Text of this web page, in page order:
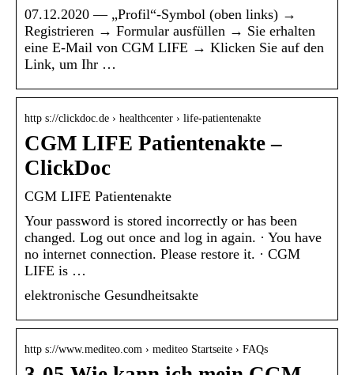
07.12.2020 — „Profil“-Symbol (oben links) →
Registrieren → Formular ausfüllen → Sie erhalten
eine E-Mail von CGM LIFE → Klicken Sie auf den
Link, um Ihr …
http s://clickdoc.de › healthcenter › life-patientenakte
CGM LIFE Patientenakte –
ClickDoc
CGM LIFE Patientenakte
Your password is stored incorrectly or has been
changed. Log out once and log in again. · You have
no internet connection. Please restore it. · CGM
LIFE is …
elektronische Gesundheitsakte
http s://www.mediteo.com › mediteo Startseite › FAQs